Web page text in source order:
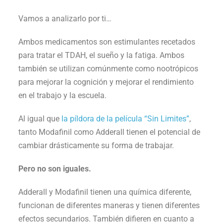
Vamos a analizarlo por ti…
Ambos medicamentos son estimulantes recetados
para tratar el TDAH, el sueño y la fatiga. Ambos
también se utilizan comúnmente como nootrópicos
para mejorar la cognición y mejorar el rendimiento
en el trabajo y la escuela.
Al igual que la píldora de la película “Sin Limites”,
tanto Modafinil como Adderall tienen el potencial de
cambiar drásticamente su forma de trabajar.
Pero no son iguales.
Adderall y Modafinil tienen una química diferente,
funcionan de diferentes maneras y tienen diferentes
efectos secundarios. También difieren en cuanto a